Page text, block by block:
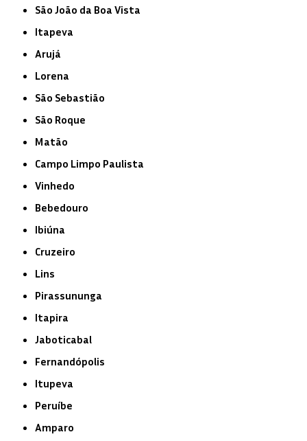
São João da Boa Vista
Itapeva
Arujá
Lorena
São Sebastião
São Roque
Matão
Campo Limpo Paulista
Vinhedo
Bebedouro
Ibiúna
Cruzeiro
Lins
Pirassununga
Itapira
Jaboticabal
Fernandópolis
Itupeva
Peruíbe
Amparo